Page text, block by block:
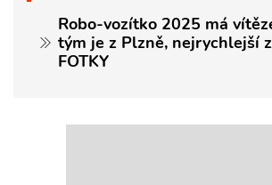
Robo-vozítko 2025 má
tým je z Plzně, nejrychlejší
FOTKY